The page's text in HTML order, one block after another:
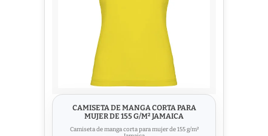
CAMISETA DE MANGA CORTA PARA
MUJER DE 155 G/M² JAMAICA
Camiseta de manga corta para mujer de 155 g/m²